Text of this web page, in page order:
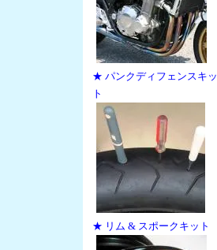
★ パンクディフェンスキッ
ト
★ リム & スポークキット